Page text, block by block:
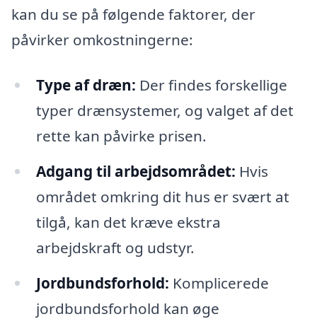
kan du se på følgende faktorer, der
påvirker omkostningerne:
Type af dræn: Der findes forskellige
typer drænsystemer, og valget af det
rette kan påvirke prisen.
Adgang til arbejdsområdet: Hvis
området omkring dit hus er svært at
tilgå, kan det kræve ekstra
arbejdskraft og udstyr.
Jordbundsforhold: Komplicerede
jordbundsforhold kan øge